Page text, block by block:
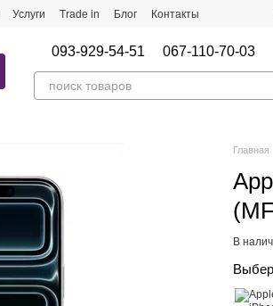
Услуги Trade in Блог Контакты
093-929-54-51 067-110-70-03
Главная
В